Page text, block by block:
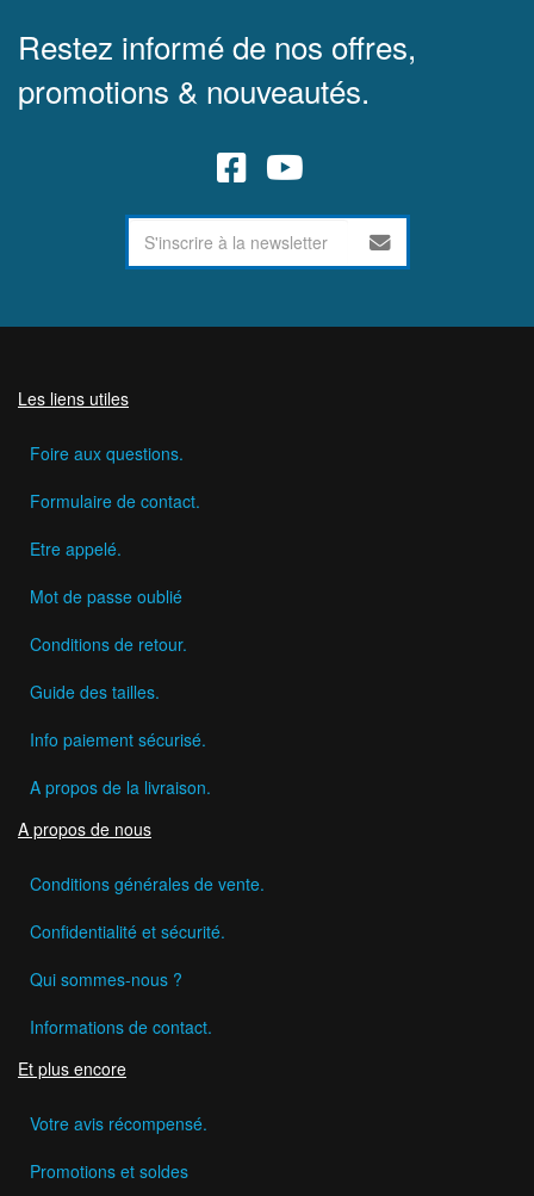
Restez informé de nos offres,
promotions & nouveautés.
Les liens utiles
Foire aux questions.
Formulaire de contact.
Etre appelé.
Mot de passe oublié
Conditions de retour.
Guide des tailles.
Info paiement sécurisé.
A propos de la livraison.
A propos de nous
Conditions générales de vente.
Confidentialité et sécurité.
Qui sommes-nous ?
Informations de contact.
Et plus encore
Votre avis récompensé.
Promotions et soldes